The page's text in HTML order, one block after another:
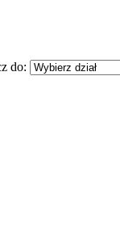
do: